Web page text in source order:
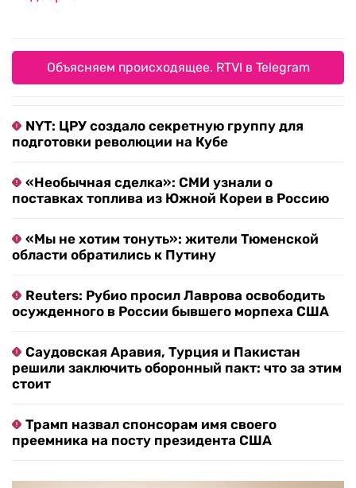
Объясняем происходящее. RTVI в Telegram
NYT: ЦРУ создало секретную группу для
подготовки революции на Кубе
«Необычная сделка»: СМИ узнали о
поставках топлива из Южной Кореи в Россию
«Мы не хотим тонуть»: жители Тюменской
области обратились к Путину
Reuters: Рубио просил Лаврова освободить
осужденного в России бывшего морпеха США
Саудовская Аравия, Турция и Пакистан
решили заключить оборонный пакт: что за этим
стоит
Трамп назвал спонсорам имя своего
преемника на посту президента США